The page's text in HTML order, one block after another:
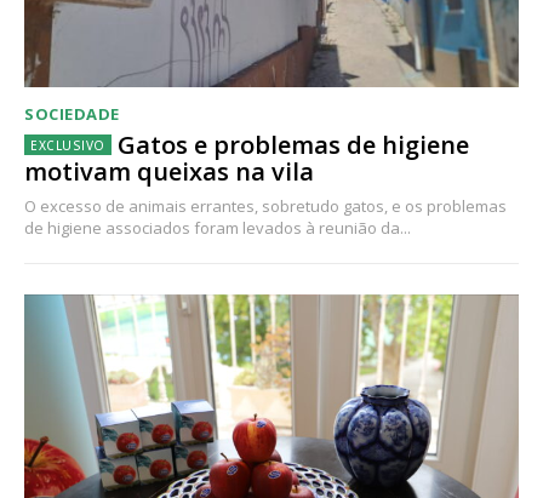
SOCIEDADE
Gatos e problemas de higiene
motivam queixas na vila
O excesso de animais errantes, sobretudo gatos, e os problemas
de higiene associados foram levados à reunião da...